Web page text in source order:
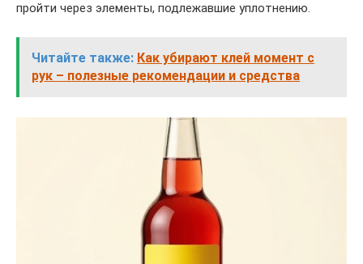
пройти через элементы, подлежавшие уплотнению.
Читайте также: Как убирают клей момент с
рук – полезные рекомендации и средства